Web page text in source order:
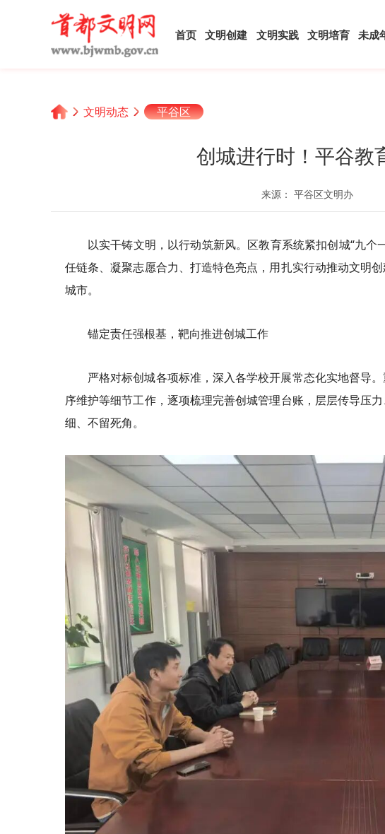
首页 文明创建 文明实践 文明培育 未成
文明动态 平谷区
创城进行时！平谷教
来源： 平谷区文明办
以实干铸文明，以行动筑新风。区教育系统紧扣创城“九
任链条、凝聚志愿合力、打造特色亮点，用扎实行动推动文明
城市。
锚定责任强根基，靶向推进创城工作
严格对标创城各项标准，深入各学校开展常态化实地督导
序维护等细节工作，逐项梳理完善创城管理台账，层层传导压
细、不留死角。